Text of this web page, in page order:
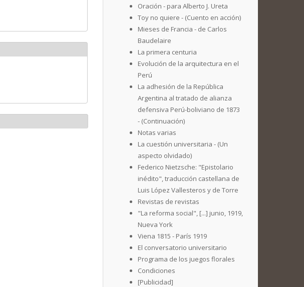
Oración - para Alberto J. Ureta
Toy no quiere - (Cuento en acción)
Mieses de Francia - de Carlos
Baudelaire
La primera centuria
Evolución de la arquitectura en el
Perú
La adhesión de la República
Argentina al tratado de alianza
defensiva Perú-boliviano de 1873
- (Continuación)
Notas varias
La cuestión universitaria - (Un
aspecto olvidado)
Federico Nietzsche: "Epistolario
inédito", traducción castellana de
Luis López Vallesteros y de Torre
Revistas de revistas
"La reforma social", [...] junio, 1919,
Nueva York
Viena 1815 - París 1919
El conversatorio universitario
Programa de los juegos florales
Condiciones
[Publicidad]